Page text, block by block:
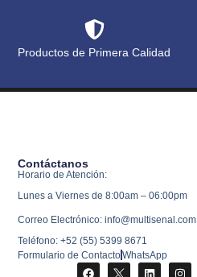
Productos de Primera Calidad
Contáctanos
Horario de Atención:
Lunes a Viernes de 8:00am – 06:00pm
Correo Electrónico: info@multisenal.com
Teléfono: +52 (55) 5399 8671
Formulario de ContactoWhatsApp